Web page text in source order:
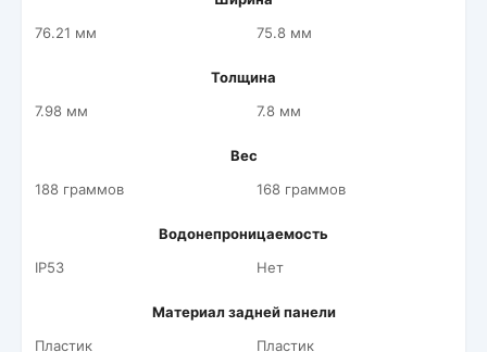
76.21 мм
75.8 мм
Толщина
7.98 мм
7.8 мм
Вес
188 граммов
168 граммов
Водонепроницаемость
IP53
Нет
Материал задней панели
Пластик
Пластик